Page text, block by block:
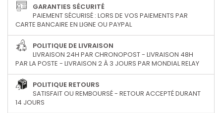
GARANTIES SÉCURITÉ
PAIEMENT SÉCURISÉ : LORS DE VOS PAIEMENTS PAR
CARTE BANCAIRE EN LIGNE OU PAYPAL
POLITIQUE DE LIVRAISON
LIVRAISON 24H PAR CHRONOPOST - LIVRAISON 48H
PAR LA POSTE - LIVRAISON 2 À 3 JOURS PAR MONDIAL RELAY
POLITIQUE RETOURS
SATISFAIT OU REMBOURSÉ - RETOUR ACCEPTÉ DURANT
14 JOURS